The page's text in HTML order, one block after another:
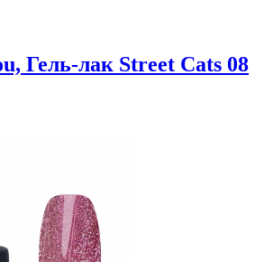
Гель-лак Street Cats 08